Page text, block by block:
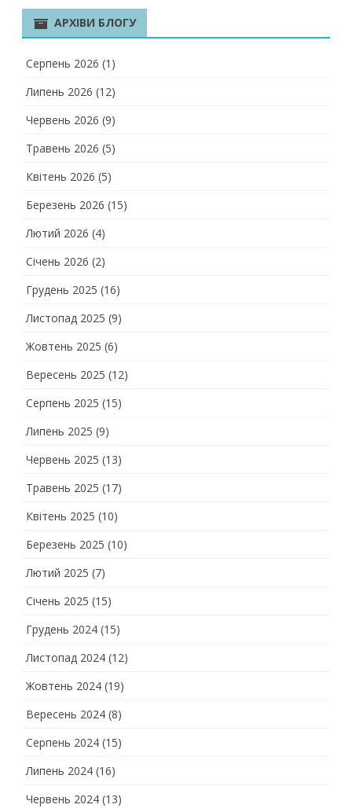
АРХІВИ БЛОГУ
Серпень 2026 (1)
Липень 2026 (12)
Червень 2026 (9)
Травень 2026 (5)
Квітень 2026 (5)
Березень 2026 (15)
Лютий 2026 (4)
Січень 2026 (2)
Грудень 2025 (16)
Листопад 2025 (9)
Жовтень 2025 (6)
Вересень 2025 (12)
Серпень 2025 (15)
Липень 2025 (9)
Червень 2025 (13)
Травень 2025 (17)
Квітень 2025 (10)
Березень 2025 (10)
Лютий 2025 (7)
Січень 2025 (15)
Грудень 2024 (15)
Листопад 2024 (12)
Жовтень 2024 (19)
Вересень 2024 (8)
Серпень 2024 (15)
Липень 2024 (16)
Червень 2024 (13)